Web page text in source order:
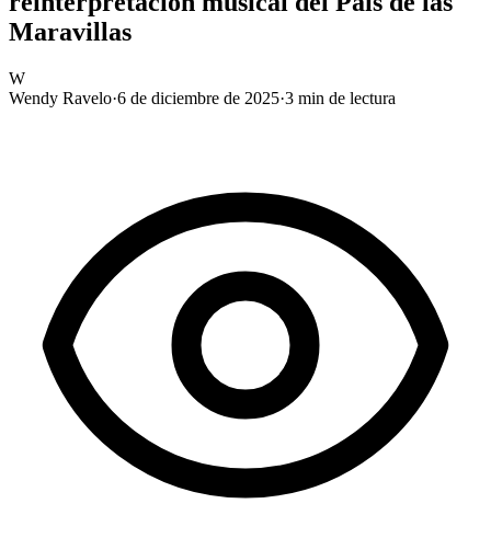
Maravillas
W
Wendy Ravelo·6 de diciembre de 2025·3 min de lectura